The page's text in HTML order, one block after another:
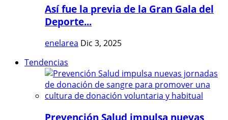
Así fue la previa de la Gran Gala del
Deporte...
enelarea Dic 3, 2025
Tendencias
Prevención Salud impulsa nuevas